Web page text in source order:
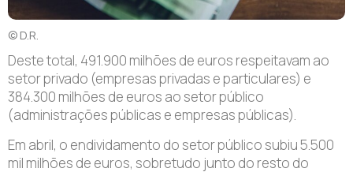
© D.R.
Deste total, 491.900 milhões de euros respeitavam ao
setor privado (empresas privadas e particulares) e
384.300 milhões de euros ao setor público
(administrações públicas e empresas públicas).
Em abril, o endividamento do setor público subiu 5.500
mil milhões de euros, sobretudo junto do resto do